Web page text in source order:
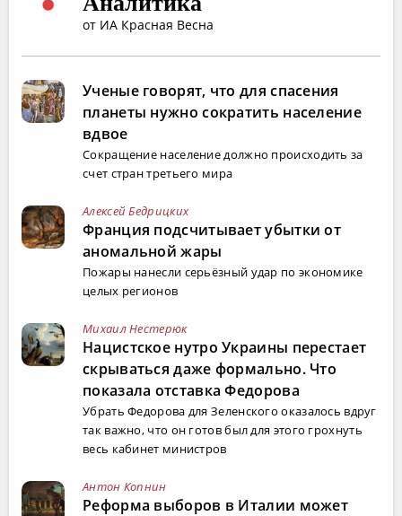
от ИА Красная Весна
Ученые говорят, что для спасения
планеты нужно сократить население
вдвое
Сокращение население должно происходить за
счет стран третьего мира
Алексей Бедрицких
Франция подсчитывает убытки от
аномальной жары
Пожары нанесли серьёзный удар по экономике
целых регионов
Михаил Нестерюк
Нацистское нутро Украины перестает
скрываться даже формально. Что
показала отставка Федорова
Убрать Федорова для Зеленского оказалось вдруг
так важно, что он готов был для этого грохнуть
весь кабинет министров
Антон Копнин
Реформа выборов в Италии может